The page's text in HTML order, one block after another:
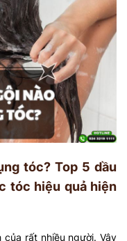
tóc? Top 5 dầu
tóc hiệu quả hiện
của rất nhiều người. Vậy